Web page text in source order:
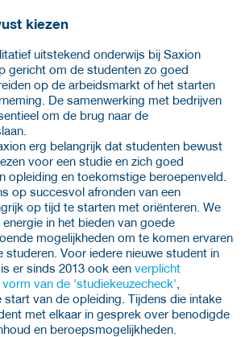
kiezen
uitstekend onderwijs bij Saxion
gericht om de studenten zo goed
op de arbeidsmarkt of het starten
De samenwerking met bedrijven
om de brug naar de
erg belangrijk dat studenten bewust
voor een studie en zich goed
opleiding en toekomstige beroepenveld.
op succesvol afronden van een
op tijd te starten met oriënteren. We
in het bieden van goede
mogelijkheden om te komen ervaren
studeren. Voor iedere nieuwe student in
er sinds 2013 ook een verplicht
van de 'studiekeuzecheck'
start van de opleiding. Tijdens die intake
met elkaar in gesprek over benodigde
en beroepsmogelijkheden.